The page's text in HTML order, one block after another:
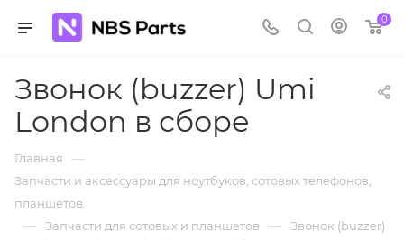
0
Звонок (buzzer) Umi
London в сборе
Главная —
Запчасти и аксессуары для ноутбуков, сотовых телефонов,
планшетов.
— Запчасти для сотовых и планшетов — Звонок (buzzer)